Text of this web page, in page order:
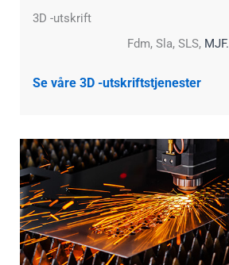
3D -utskrift
Fdm, Sla, SLS, MJF.
Se våre 3D -utskriftstjenester